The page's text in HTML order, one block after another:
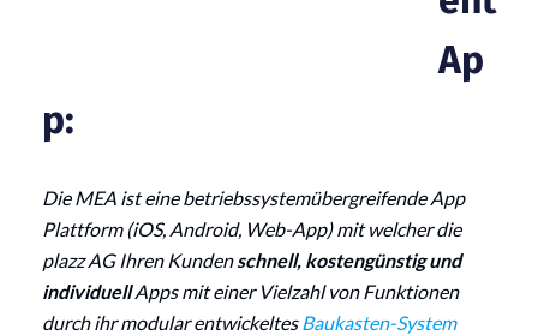
Ap
p:
Die MEA ist eine betriebssystemübergreifende App
Plattform (iOS, Android, Web-App) mit welcher die
plazz AG Ihren Kundenschnell, kostengünstig und
individuellApps mit einer Vielzahl von Funktionen
durch ihr modular entwickeltesBaukasten-System